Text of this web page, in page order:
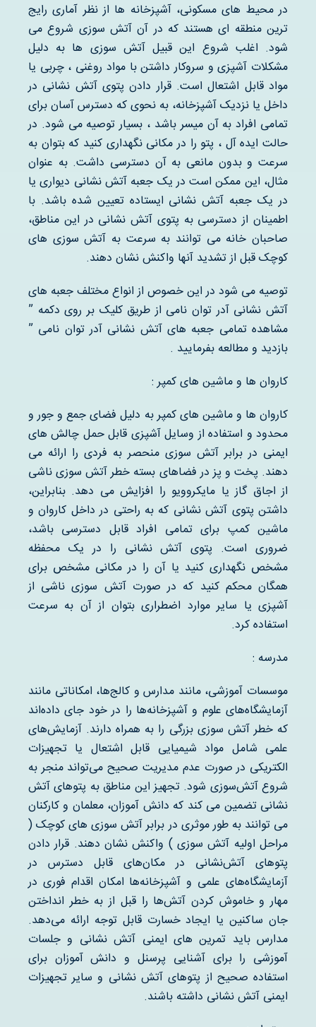
در محیط های مسکونی، آشپزخانه ها از نظر آماری رایج
ترین منطقه ای هستند که در آن آتش سوزی شروع می
شود. اغلب شروع این قبیل آتش سوزی ها به دلیل
مشکلات آشپزی و سروکار داشتن با مواد روغنی ، چربی یا
مواد قابل اشتعال است. قرار دادن پتوی آتش نشانی در
داخل یا نزدیک آشپزخانه، به نحوی که دسترس آسان برای
تمامی افراد به آن میسر باشد ، بسیار توصیه می شود. در
حالت ایده آل ، پتو را در مکانی نگهداری کنید که بتوان به
سرعت و بدون مانعی به آن دسترسی داشت. به عنوان
مثال، این ممکن است در یک جعبه آتش نشانی دیواری یا
در یک جعبه آتش نشانی ایستاده تعیین شده باشد. با
اطمینان از دسترسی به پتوی آتش نشانی در این مناطق،
صاحبان خانه می توانند به سرعت به آتش سوزی های
کوچک قبل از تشدید آنها واکنش نشان دهند.
توصیه می شود در این خصوص از انواع مختلف جعبه های
آتش نشانی آدر توان نامی از طریق کلیک بر روی دکمه ”
مشاهده تمامی جعبه های آتش نشانی آدر توان نامی ”
بازدید و مطالعه بفرمایید .
کاروان ها و ماشین های کمپر :
کاروان ها و ماشین های کمپر به دلیل فضای جمع و جور و
محدود و استفاده از وسایل آشپزی قابل حمل چالش های
ایمنی در برابر آتش سوزی منحصر به فردی را ارائه می
دهند. پخت و پز در فضاهای بسته خطر آتش سوزی ناشی
از اجاق گاز یا مایکروویو را افزایش می دهد. بنابراین،
داشتن پتوی آتش نشانی که به راحتی در داخل کاروان و
ماشین کمپ برای تمامی افراد قابل دسترسی باشد،
ضروری است. پتوی آتش نشانی را در یک محفظه
مشخص نگهداری کنید یا آن را در مکانی مشخص برای
همگان محکم کنید که در صورت آتش سوزی ناشی از
آشپزی یا سایر موارد اضطراری بتوان از آن به سرعت
استفاده کرد.
مدرسه :
موسسات آموزشی، مانند مدارس و کالج‌ها، امکاناتی مانند
آزمایشگاه‌های علوم و آشپزخانه‌ها را در خود جای داده‌اند
که خطر آتش سوزی بزرگی را به همراه دارند. آزمایش‌های
علمی شامل مواد شیمیایی قابل اشتعال یا تجهیزات
الکتریکی در صورت عدم مدیریت صحیح می‌تواند منجر به
شروع آتش‌سوزی شود. تجهیز این مناطق به پتوهای آتش
نشانی تضمین می کند که دانش آموزان، معلمان و کارکنان
می توانند به طور موثری در برابر آتش سوزی های کوچک (
مراحل اولیه آتش سوزی ) واکنش نشان دهند. قرار دادن
پتوهای آتش‌نشانی در مکان‌های قابل دسترس در
آزمایشگاه‌های علمی و آشپزخانه‌ها امکان اقدام فوری در
مهار و خاموش کردن آتش‌ها را قبل از به خطر انداختن
جان ساکنین یا ایجاد خسارت قابل توجه ارائه می‌دهد.
مدارس باید تمرین های ایمنی آتش نشانی و جلسات
آموزشی را برای آشنایی پرسنل و دانش آموزان برای
استفاده صحیح از پتوهای آتش نشانی و سایر تجهیزات
ایمنی آتش نشانی داشته باشند.